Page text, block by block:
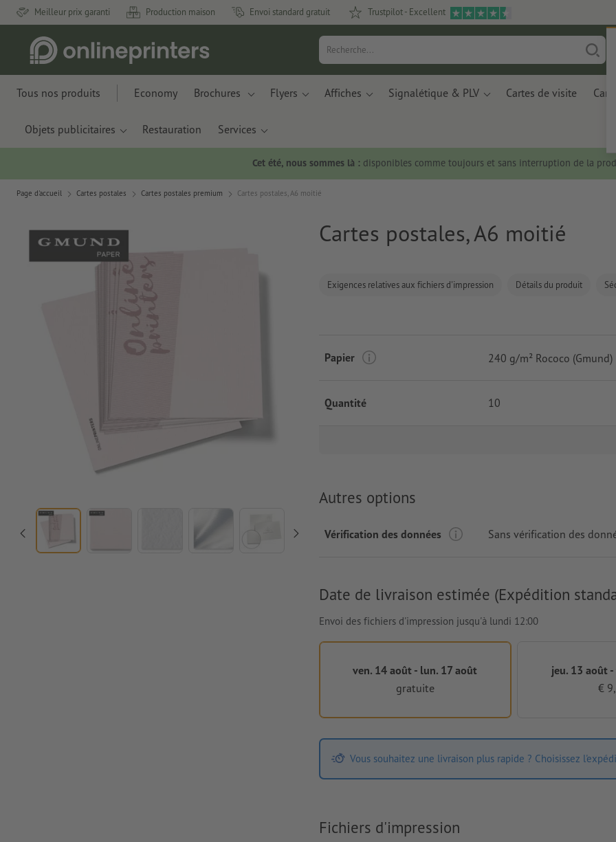
Meilleur prix garanti Production maison Envoi standard gratuit Trustpilot - Excellent
Tous nos produits Economy Brochures Flyers Affiches Signalétique & PLV Cartes de visite
Objets publicitaires Restauration Services
Cet été, nous sommes là :disponibles comme toujours et sans interruption de la
Page d'accueil Cartes postales Cartes postales premium Cartes postales, A6 moitié
Cartes postales, A6 moitié
Exigences relatives aux fichiers d'impression Détails du produit
Papier 240 g/m² Rococo (Gmund)
Quantité 10
Autres options
Vérification des données Sans vérification des
Date de livraison estimée (Expédition
Envoi des fichiers d'impression jusqu'à lundi 12:00
ven. 14 août - lun. 17 août
gratuite
jeu. 13 août
€
Vous souhaitez une livraison plus rapide ? Choisissez
Fichiers d'impression